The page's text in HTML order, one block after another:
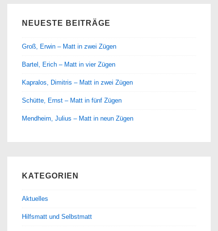
NEUESTE BEITRÄGE
Groß, Erwin – Matt in zwei Zügen
Bartel, Erich – Matt in vier Zügen
Kapralos, Dimitris – Matt in zwei Zügen
Schütte, Ernst – Matt in fünf Zügen
Mendheim, Julius – Matt in neun Zügen
KATEGORIEN
Aktuelles
Hilfsmatt und Selbstmatt